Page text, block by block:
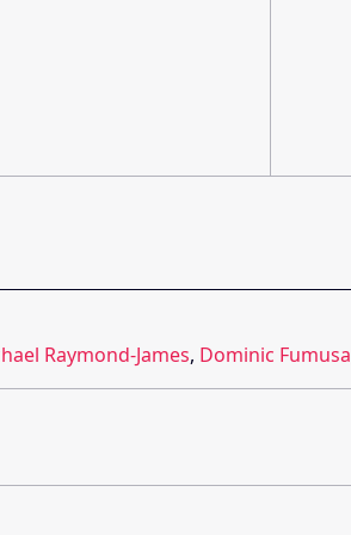
Raymond-James, Dominic Fumusa